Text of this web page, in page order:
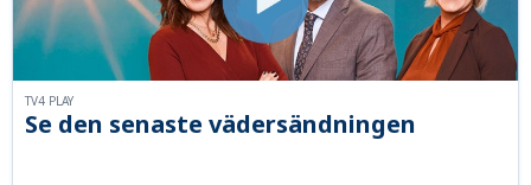
Se den senaste vädersändningen
TV4 PLAY